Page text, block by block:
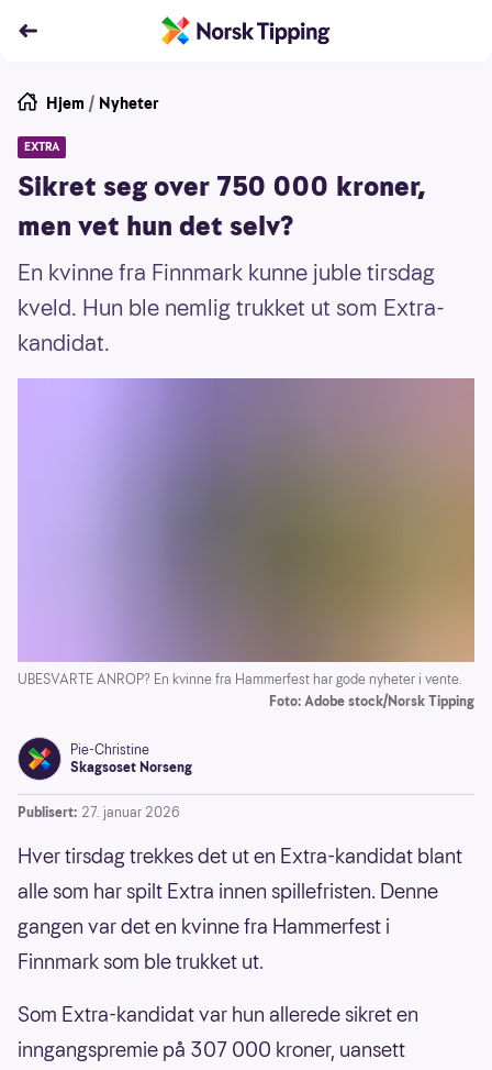
Hjem / Nyheter
EXTRA
Sikret seg over 750 000 kroner,
men vet hun det selv?
En kvinne fra Finnmark kunne juble tirsdag
kveld. Hun ble nemlig trukket ut som Extra-
kandidat.
UBESVARTE ANROP? En kvinne fra Hammerfest har gode nyheter i vente.
Foto: Adobe stock/Norsk Tipping
Pie-Christine
Skagsoset Norseng
Publisert: 27. januar 2026
Hver tirsdag trekkes det ut en Extra-kandidat blant
alle som har spilt Extra innen spillefristen. Denne
gangen var det en kvinne fra Hammerfest i
Finnmark som ble trukket ut.
Som Extra-kandidat var hun allerede sikret en
inngangspremie på 307 000 kroner, uansett